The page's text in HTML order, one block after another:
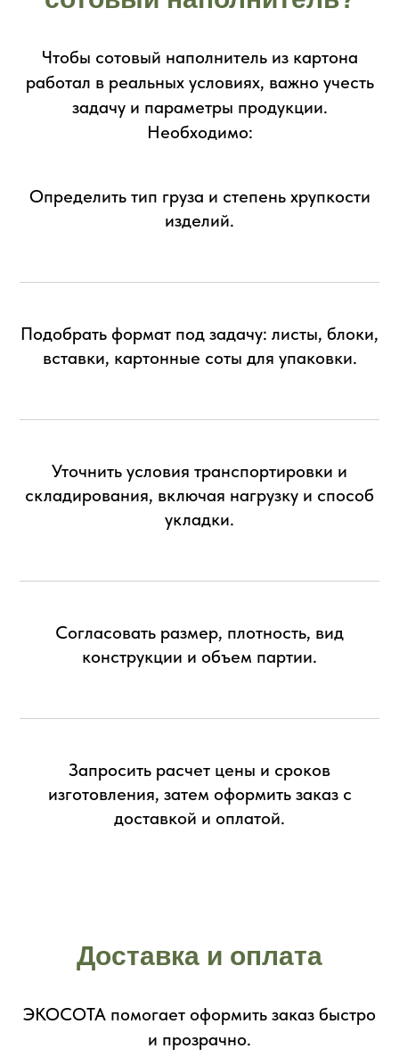
Чтобы сотовый наполнитель из картона
работал в реальных условиях, важно учесть
задачу и параметры продукции.
Необходимо:
Определить тип груза и степень хрупкости
изделий.
Подобрать формат под задачу: листы, блоки,
вставки, картонные соты для упаковки.
Уточнить условия транспортировки и
складирования, включая нагрузку и способ
укладки.
Согласовать размер, плотность, вид
конструкции и объем партии.
Запросить расчет цены и сроков
изготовления, затем оформить заказ с
доставкой и оплатой.
Доставка и оплата
ЭКОСОТА помогает оформить заказ быстро
и прозрачно.